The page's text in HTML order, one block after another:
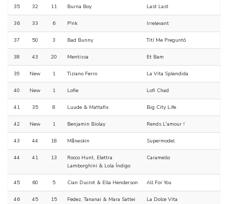
35 32 11 Burna Boy Last Last
36 33 6 P!nk Irrelevant
37 50 3 Bad Bunny Tití Me Preguntó
38 43 20 Mentissa Et Bam
39 New 1 Tiziano Ferro La Vita Splendida
40 New 1 Lofie Lofi Chad
41 35 8 Luude & Mattafix Big City Life
42 New 1 Benjamin Biolay Rends L'amour !
43 44 18 Måneskin Supermodel
44 41 13
Rocco Hunt, Elettra
Lamborghini & Lola Índigo
Caramello
45 60 5 Cian Ducrot & Ella Henderson All For You
46 45 15 Fedez, Tananai & Mara Sattei La Dolce Vita